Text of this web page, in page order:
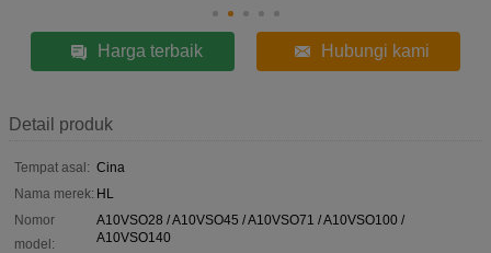
Harga terbaik Hubungi kami
Detail produk
Tempat asal: Cina
Nama merek: HL
Nomor
model:
A10VSO28 / A10VSO45 / A10VSO71 / A10VSO100 /
A10VSO140